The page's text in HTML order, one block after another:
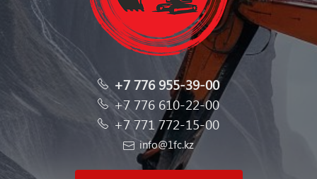
+7 776 955-39-00
+7 776 610-22-00
+7 771 772-15-00
info@1fc.kz